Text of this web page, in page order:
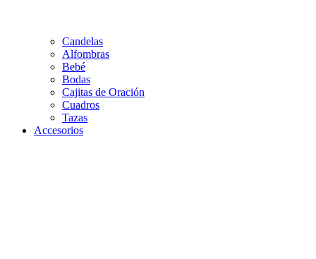
Candelas
Alfombras
Bebé
Bodas
Cajitas de Oración
Cuadros
Tazas
Accesorios